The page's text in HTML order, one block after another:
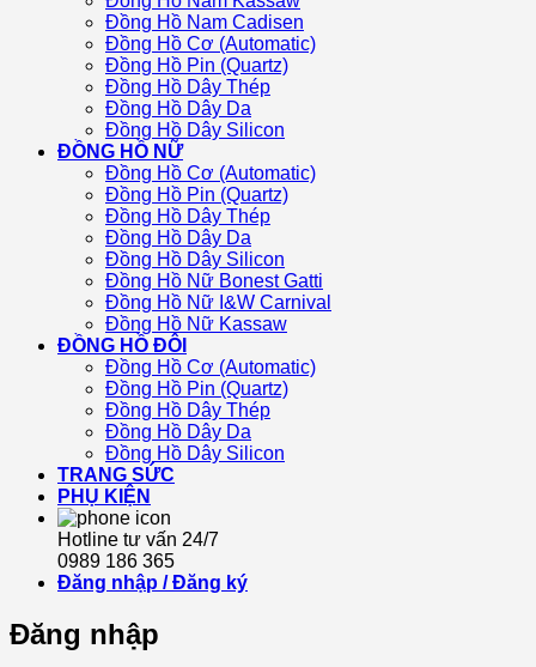
Đồng Hồ Nam Cadisen
Đồng Hồ Cơ (Automatic)
Đồng Hồ Pin (Quartz)
Đồng Hồ Dây Thép
Đồng Hồ Dây Da
Đồng Hồ Dây Silicon
ĐỒNG HỒ NỮ
Đồng Hồ Cơ (Automatic)
Đồng Hồ Pin (Quartz)
Đồng Hồ Dây Thép
Đồng Hồ Dây Da
Đồng Hồ Dây Silicon
Đồng Hồ Nữ Bonest Gatti
Đồng Hồ Nữ I&W Carnival
Đồng Hồ Nữ Kassaw
ĐỒNG HỒ ĐÔI
Đồng Hồ Cơ (Automatic)
Đồng Hồ Pin (Quartz)
Đồng Hồ Dây Thép
Đồng Hồ Dây Da
Đồng Hồ Dây Silicon
TRANG SỨC
PHỤ KIỆN
Hotline tư vấn 24/7
0989 186 365
Đăng nhập / Đăng ký
Đăng nhập